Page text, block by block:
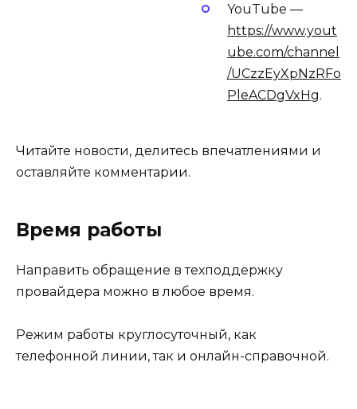
YouTube —
https://www.yout
ube.com/channel
/UCzzEyXpNzRFo
PleACDgVxHg.
Читайте новости, делитесь впечатлениями и
оставляйте комментарии.
Время работы
Направить обращение в техподдержку
провайдера можно в любое время.
Режим работы круглосуточный, как
телефонной линии, так и онлайн-справочной.